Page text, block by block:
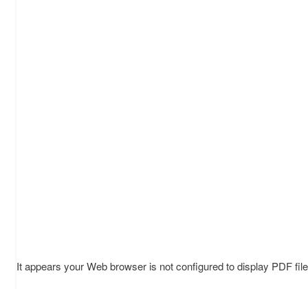
It appears your Web browser is not configured to display PDF